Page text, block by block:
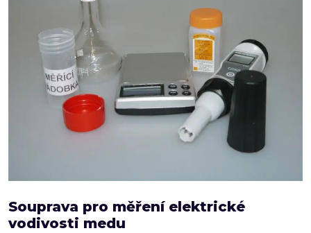
Souprava pro měření elektrické
vodivosti medu